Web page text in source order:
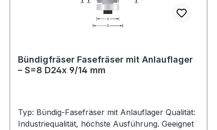
Bündigfräser Fasefräser mit Anlauflager
– S=8 D24x 9/14 mm
Typ: Bündig-Fasefräser mit Anlauflager Qualität:
Industriequalität, höchste Ausführung. Geeignet